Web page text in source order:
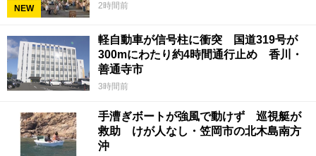
NEW 2時間前
軽自動車が信号柱に衝突 国道319号が
300mにわたり約4時間通行止め 香川・
善通寺市
3時間前
手漕ぎボートが強風で動けず 巡視艇が
救助 けが人なし・笠岡市の北木島南方
沖